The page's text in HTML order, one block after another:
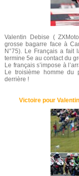
Valentin Debise (
grosse bagarre face à
N°75). Le Français a fait
termine 5e au contact du
Le français s’impose à
Le troisième homme du
derrière !
Victoire pour